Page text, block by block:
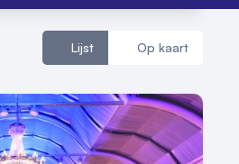
Lijst Op kaart